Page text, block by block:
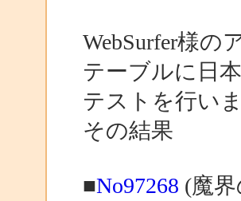
WebSurfer様
テーブルに日
テストを行いま
その結果
■No97268 (魔